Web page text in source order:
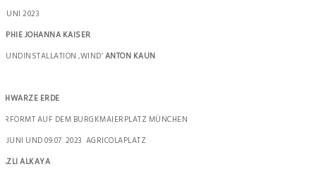
2023
JOHANNA KAISER
‚WIND‘ANTON KAUN
ERDE
AUF DEM BURGKMAIERPLATZ MÜNCHEN
UND 09.07. 2023 AGRICOLAPLATZ
ALKAYA